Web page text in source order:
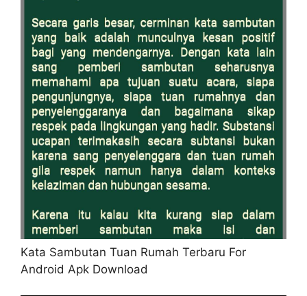
Kata Sambutan Tuan Rumah Terbaru For
Android Apk Download